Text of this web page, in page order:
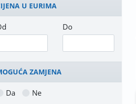
U EURIMA
Do
ZAMJENA
Da Ne